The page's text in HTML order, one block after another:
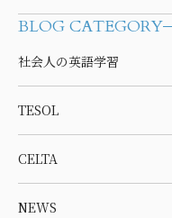
BLOG CATEGORY
社会人の英語学習
TESOL
CELTA
NEWS